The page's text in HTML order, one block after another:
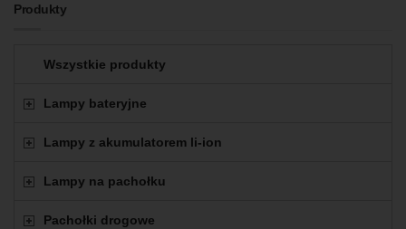
Produkty
Wszystkie produkty
Lampy bateryjne
Lampy z akumulatorem li-ion
Lampy na pachołku
Pachołki drogowe